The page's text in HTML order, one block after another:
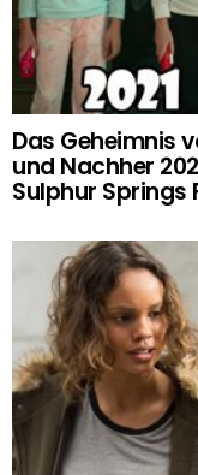
Das Geheimnis
und Nachher
Sulphur Springs